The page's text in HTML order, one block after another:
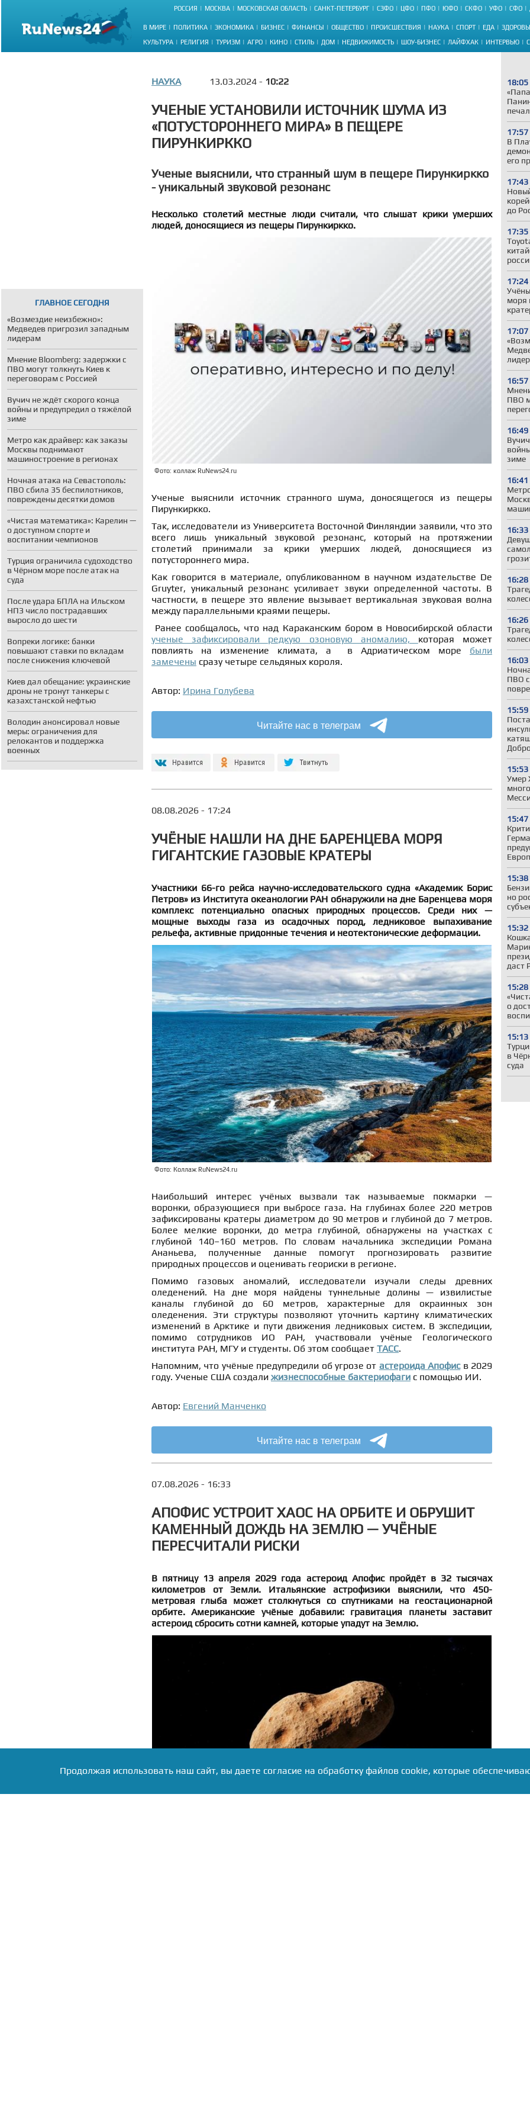
РОССИЯ МОСКВА МОСКОВСКАЯ ОБЛАСТЬ САНКТ-ПЕТЕРБУРГ СЗФО ЦФО ПФО ЮФО СКФО УФО СФО
В МИРЕ ПОЛИТИКА ЭКОНОМИКА БИЗНЕС ФИНАНСЫ ОБЩЕСТВО ПРОИСШЕСТВИЯ НАУКА СПОРТ ЕДА
КУЛЬТУРА РЕЛИГИЯ ТУРИЗМ АГРО КИНО СТИЛЬ ДОМ НЕДВИЖИМОСТЬ ШОУ-БИЗНЕС ЛАЙФХАК ИНТЕРВЬЮ
ГЛАВНОЕ СЕГОДНЯ
«Возмездие неизбежно»:
Медведев пригрозил западным
лидерам
Мнение Bloomberg: задержки с
ПВО могут толкнуть Киев к
переговорам с Россией
Вучич не ждёт скорого конца
войны и предупредил о тяжёлой
зиме
Метро как драйвер: как заказы
Москвы поднимают
машиностроение в регионах
Ночная атака на Севастополь:
ПВО сбила 35 беспилотников,
повреждены десятки домов
«Чистая математика»: Карелин —
о доступном спорте и
воспитании чемпионов
Турция ограничила судоходство
в Чёрном море после атак на
суда
После удара БПЛА на Ильском
НПЗ число пострадавших
выросло до шести
Вопреки логике: банки
повышают ставки по вкладам
после снижения ключевой
Киев дал обещание: украинские
дроны не тронут танкеры с
казахстанской нефтью
Володин анонсировал новые
меры: ограничения для
релокантов и поддержка
военных
18:05
17:57
В
его
17:43
до
17:35
17:24
моря
17:07
16:57
ПВО
16:49
зиме
16:41
16:33
16:28
16:26
16:03
ПВО
15:59
15:53
Умер
15:47
15:38
но
15:32
даст
15:28
о
15:13
в
суда
НАУКА 13.03.2024 - 10:22
УЧЕНЫЕ УСТАНОВИЛИ ИСТОЧНИК ШУМА ИЗ
«ПОТУСТОРОННЕГО МИРА» В ПЕЩЕРЕ
ПИРУНКИРККО
Ученые выяснили, что странный шум в пещере Пирункиркко
- уникальный звуковой резонанс
Несколько столетий местные люди считали, что слышат крики умерших
людей, доносящиеся из пещеры Пирункиркко.
Фото: коллаж RuNews24.ru
Ученые выяснили источник странного шума, доносящегося из пещеры
Пирункиркко.
Так, исследователи из Университета Восточной Финляндии заявили, что это
всего лишь уникальный звуковой резонанс, который на протяжении
столетий принимали за крики умерших людей, доносящиеся из
потустороннего мира.
Как говорится в материале, опубликованном в научном издательстве De
Gruyter, уникальный резонанс усиливает звуки определенной частоты. В
частности, в пещере это явление вызывает вертикальная звуковая волна
между параллельными краями пещеры.
Ранее сообщалось, что над Караканским бором в Новосибирской области
ученые зафиксировали редкую озоновую аномалию, которая может
повлиять на изменение климата, а
в Адриатическом море были
замечены сразу четыре сельдяных короля.
Автор: Ирина Голубева
Читайте нас в телеграм
08.08.2026 - 17:24
УЧЁНЫЕ НАШЛИ НА ДНЕ БАРЕНЦЕВА МОРЯ
ГИГАНТСКИЕ ГАЗОВЫЕ КРАТЕРЫ
Участники 66-го рейса научно-исследовательского судна «Академик Борис
Петров» из Института океанологии РАН обнаружили на дне Баренцева моря
комплекс потенциально опасных природных процессов. Среди них —
мощные выходы газа из осадочных пород, ледниковое выпахивание
рельефа, активные придонные течения и неотектонические деформации.
Фото: Коллаж RuNews24.ru
Наибольший интерес учёных вызвали так называемые покмарки —
воронки, образующиеся при выбросе газа. На глубинах более 220 метров
зафиксированы кратеры диаметром до 90 метров и глубиной до 7 метров.
Более мелкие воронки, до метра глубиной, обнаружены на участках с
глубиной 140–160 метров. По словам начальника экспедиции Романа
Ананьева, полученные данные помогут прогнозировать развитие
природных процессов и оценивать геориски в регионе.
Помимо газовых аномалий, исследователи изучали следы древних
оледенений. На дне моря найдены туннельные долины — извилистые
каналы глубиной до 60 метров, характерные для окраинных зон
оледенения. Эти структуры позволяют уточнить картину климатических
изменений в Арктике и пути движения ледниковых систем. В экспедиции,
помимо сотрудников ИО РАН, участвовали учёные Геологического
института РАН, МГУ и студенты. Об этом сообщает ТАСС.
Напомним, что учёные предупредили об угрозе от астероида Апофисв 2029
году. Ученые США создали жизнеспособные бактериофаги с помощью ИИ.
Автор: Евгений Манченко
Читайте нас в телеграм
07.08.2026 - 16:33
АПОФИС УСТРОИТ ХАОС НА ОРБИТЕ И ОБРУШИТ
КАМЕННЫЙ ДОЖДЬ НА ЗЕМЛЮ — УЧЁНЫЕ
ПЕРЕСЧИТАЛИ РИСКИ
В пятницу 13 апреля 2029 года астероид Апофис пройдёт в 32 тысячах
километров от Земли. Итальянские астрофизики выяснили, что 450-
метровая глыба может столкнуться со спутниками на геостационарной
орбите. Американские учёные добавили: гравитация планеты заставит
астероид сбросить сотни камней, которые упадут на Землю.
Продолжая использовать наш сайт, вы даете согласие на обработку файлов cookie, которые